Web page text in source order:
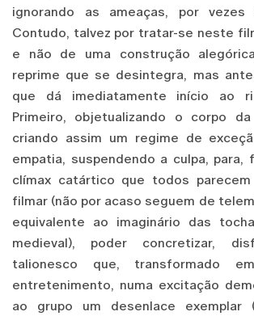
ignorando as ameaças, por vezes
Contudo, talvez por tratar-se neste
e não de uma construção
reprime que se desintegra, mas
que dá imediatamente início ao
Primeiro, objetualizando o corpo
criando assim um regime de
empatia, suspendendo a culpa, para,
clímax catártico que todos
filmar (não por acaso seguem de
equivalente ao imaginário das
medieval), poder concretizar,
talionesco que, transformado
entretenimento, numa excitação
ao grupo um desenlace exemplar